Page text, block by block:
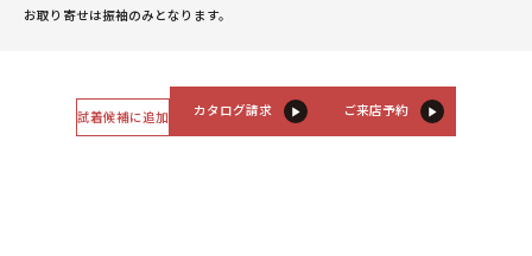
お取り寄せは振袖のみとなります。
試着候補に追加 カタログ請求 ご来店予約